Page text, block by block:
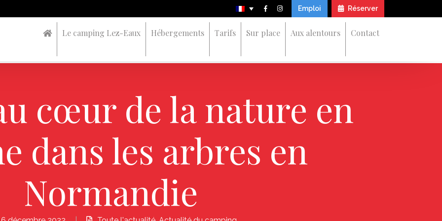
Emploi Réserver
Le camping Lez-Eaux Hébergements Tarifs Sur place Aux alentours Contact
cœur de la nature en
dans les arbres en
Normandie